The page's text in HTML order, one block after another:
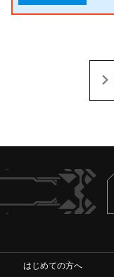
はじめての方へ